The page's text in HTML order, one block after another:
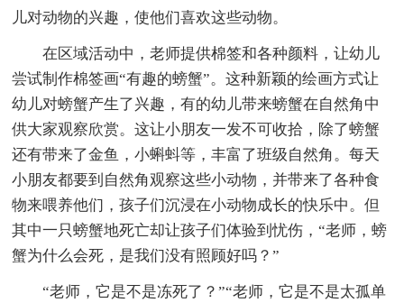
儿对动物的兴趣，使他们喜欢这些动物。
在区域活动中，老师提供棉签和各种颜料，让幼儿
尝试制作棉签画“有趣的螃蟹”。这种新颖的绘画方式让
幼儿对螃蟹产生了兴趣，有的幼儿带来螃蟹在自然角中
供大家观察欣赏。这让小朋友一发不可收拾，除了螃蟹
还有带来了金鱼，小蝌蚪等，丰富了班级自然角。每天
小朋友都要到自然角观察这些小动物，并带来了各种食
物来喂养他们，孩子们沉浸在小动物成长的快乐中。但
其中一只螃蟹地死亡却让孩子们体验到忧伤，“老师，螃
蟹为什么会死，是我们没有照顾好吗？”
“老师，它是不是冻死了？”“老师，它是不是太孤单